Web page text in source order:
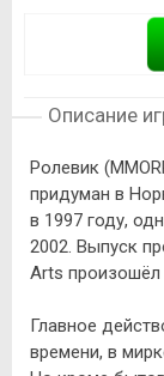
Описание
Ролевик
придуман в
в 1997 году,
2002. Выпуск
Arts произошёл
Главное
времени, в